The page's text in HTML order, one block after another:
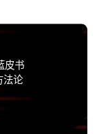
皮书
法论